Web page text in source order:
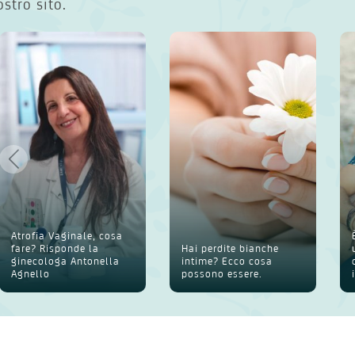
sito.
Atrofia Vaginale, cosa
fare? Risponde la
ginecologa Antonella
Agnello
Hai perdite bianche
intime? Ecco cosa
possono essere.